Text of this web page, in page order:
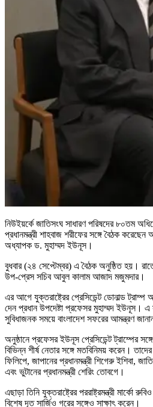
নিউইয়র্কে জাতিসংঘ সাধারণ পরিষদের ৮০তম
প্রধানমন্ত্রী শাহবাজ শরীফের সঙ্গে বৈঠক করেছেন
অধ্যাপক ড. মুহাম্মদ ইউনূস।
বুধবার (২৪ সেপ্টেম্বর) এ বৈঠক অনুষ্ঠিত হয়।
উপ-প্রেস সচিব আবুল কালাম আজাদ মজুমদার।
এর আগে যুক্তরাষ্ট্রের প্রেসিডেন্ট ডোনাল্ড
দেন প্রধান উপদেষ্টা প্রফেসর মুহাম্মদ ইউনূস। এ
সুবিধাজনক সময়ে বাংলাদেশ সফরের আমন্ত্রণ
অনুষ্ঠানে প্রফেসর ইউনূস প্রেসিডেন্ট ট্রাম্পের
বিভিন্ন শীর্ষ নেতার সঙ্গে মতবিনিময় করেন।
ফিলিপে, জাপানের প্রধানমন্ত্রী শিগেরু ইশিবা,
এবং ভুটানের প্রধানমন্ত্রী শেরিং তোবগে।
এছাড়া তিনি যুক্তরাষ্ট্রের পররাষ্ট্রমন্ত্রী মার্কো
বিশেষ দূত সার্জিও গরের সঙ্গেও সাক্ষাৎ করেন।